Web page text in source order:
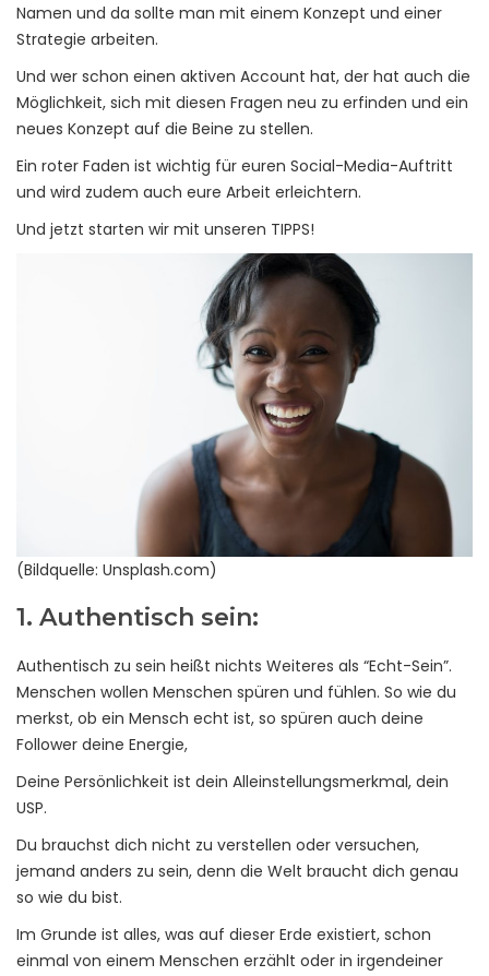
Namen und da sollte man mit einem Konzept und einer
Strategie arbeiten.
Und wer schon einen aktiven Account hat, der hat auch die
Möglichkeit, sich mit diesen Fragen neu zu erfinden und ein
neues Konzept auf die Beine zu stellen.
Ein roter Faden ist wichtig für euren Social-Media-Auftritt
und wird zudem auch eure Arbeit erleichtern.
Und jetzt starten wir mit unseren TIPPS!
(Bildquelle: Unsplash.com)
1. Authentisch sein:
Authentisch zu sein heißt nichts Weiteres als “Echt-Sein”.
Menschen wollen Menschen spüren und fühlen. So wie du
merkst, ob ein Mensch echt ist, so spüren auch deine
Follower deine Energie,
Deine Persönlichkeit ist dein Alleinstellungsmerkmal, dein
USP.
Du brauchst dich nicht zu verstellen oder versuchen,
jemand anders zu sein, denn die Welt braucht dich genau
so wie du bist.
Im Grunde ist alles, was auf dieser Erde existiert, schon
einmal von einem Menschen erzählt oder in irgendeiner